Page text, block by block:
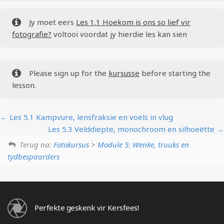
Jy moet eers Les 1.1 Hoekom is ons so lief vir
fotografie? voltooi voordat jy hierdie les kan sien
Please sign up for the kursusse before starting the
lesson.
Les 5.1 Kampvure, lensfraksie en voëls in vlug
Les 5.3 Velddiepte, monochroom en silhoeëtte
Terug na:Fotokursus >Module 5: Wenke, truuks en
tydbespaarders
Perfekte geskenk vir Kersfees!